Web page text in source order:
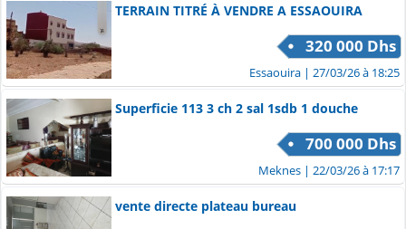
TERRAIN TITRÉ À VENDRE A ESSAOUIRA
320 000 Dhs
Essaouira | 27/03/26 à 18:25
Superficie 113 3 ch 2 sal 1sdb 1 douche
700 000 Dhs
Meknes | 22/03/26 à 17:17
vente directe plateau bureau